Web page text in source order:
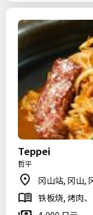
Teppei
哲平
冈山站, 冈山,
铁板烧, 烤肉